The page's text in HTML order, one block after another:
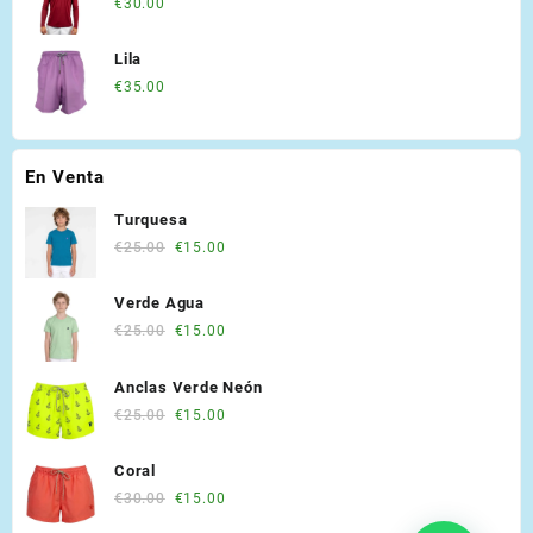
Lila
€35.00
En Venta
Turquesa
€25.00 Original
€15.00
Verde Agua
€25.00 Original
was:
€15.00
is:
Anclas Verde Neón
€25.00 Original
€15.00
Coral
€30.00 Original
€15.00